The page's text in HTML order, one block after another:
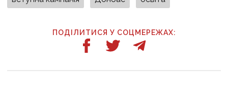
ПОДІЛИТИСЯ У СОЦМЕРЕЖАХ: